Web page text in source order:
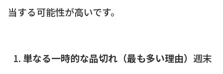
当する可能性が高いです。
単なる一時的な品切れ（最も多い理由） 週末